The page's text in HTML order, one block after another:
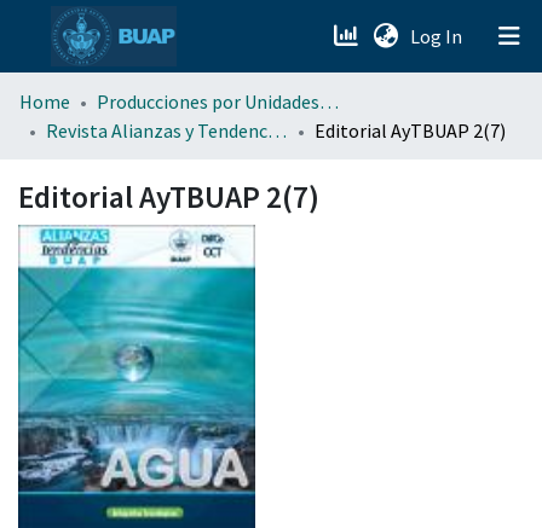
Log In (current)
menu.section.about_menu
Home
Producciones por Unidades Académicas
Revista Alianzas y Tendencias BUAP (AyTBUAP)
Editorial AyTBUAP 2(7)
Editorial AyTBUAP 2(7)